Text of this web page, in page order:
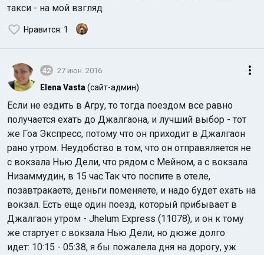
такси - на мой взгляд
Нравится: 1
42 27 июн. 2016
Elena Vasta (сайт-админ)
Если не ездить в Агру, то тогда поездом все равно
получается ехать до Джалгаона, и лучший выбор - тот
же Гоа Экспресс, потому что он приходит в Джалгаон
рано утром. Неудобство в том, что он отправяляется не
с вокзала Нью Дели, что рядом с Мейном, а с вокзала
Низаммудин, в 15 час.Так что поспите в отеле,
позавтракаете, деньги поменяете, и надо будет ехать на
вокзал. Есть еще один поезд, который прибывает в
Джалгаон утром - Jhelum Express (11078), и он к тому
же стартует с вокзала Нью Дели, но дюже долго
идет: 10:15 - 05:38, я бы пожалела дня на дорогу, уж